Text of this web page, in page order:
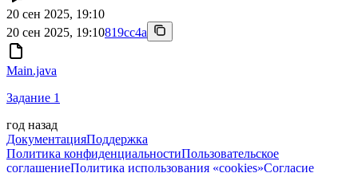
20 сен 2025, 19:10
20 сен 2025, 19:10819cc4a
Main.java
Задание 1
год назад
ДокументацияПоддержка
Политика конфиденциальностиПользовательское
соглашениеПолитика использования «cookies»Согласие